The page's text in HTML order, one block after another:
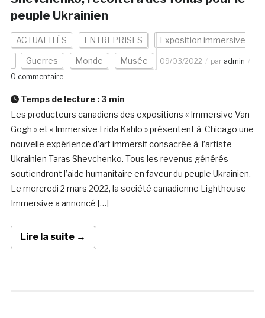
peuple Ukrainien
ACTUALITÉS ENTREPRISES Exposition immersive
Guerres Monde Musée 09/03/2022 par admin
0 commentaire
Temps de lecture : 3 min
Les producteurs canadiens des expositions « Immersive Van
Gogh » et « Immersive Frida Kahlo » présentent à Chicago une
nouvelle expérience d’art immersif consacrée à l’artiste
Ukrainien Taras Shevchenko. Tous les revenus générés
soutiendront l’aide humanitaire en faveur du peuple Ukrainien.
Le mercredi 2 mars 2022, la société canadienne Lighthouse
Immersive a annoncé […]
Lire la suite →